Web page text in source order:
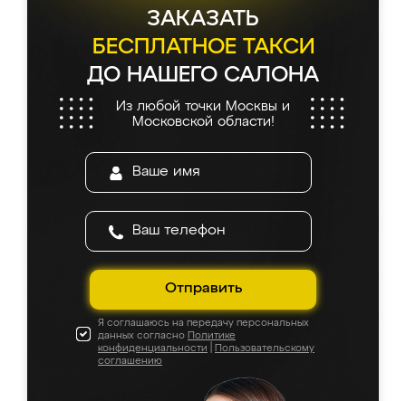
ЗАКАЗАТЬ
БЕСПЛАТНОЕ ТАКСИ
ДО НАШЕГО САЛОНА
Из любой точки Москвы и
Московской области!
Отправить
Я соглашаюсь на передачу персональных
данных согласно Политике
конфиденциальности
Пользовательскому
соглашению